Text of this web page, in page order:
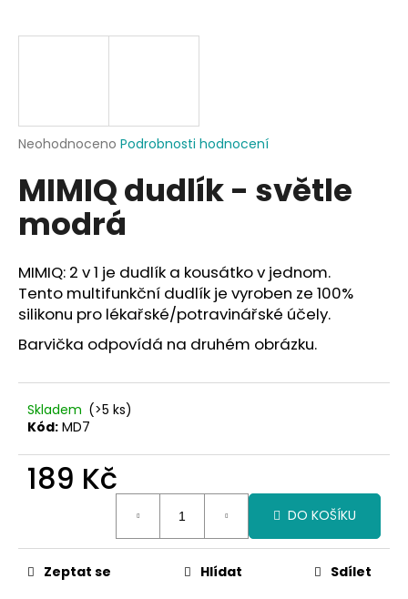
Průměrné
produktu
je
hvězdiček.
Neohodnoceno Podrobnosti hodnocení
MIMIQ dudlík - světle
modrá
MIMIQ: 2 v 1 je dudlík a kousátko v jednom.
Tento multifunkční dudlík je vyroben ze 100%
silikonu pro lékařské/potravinářské účely.
Barvička odpovídá na druhém obrázku.
Skladem (>5 ks)
Kód: MD7
189 Kč
DO KOŠÍKU
Zeptat se Hlídat Sdílet
j
?
D
o
o
u
č
u
j
e
m